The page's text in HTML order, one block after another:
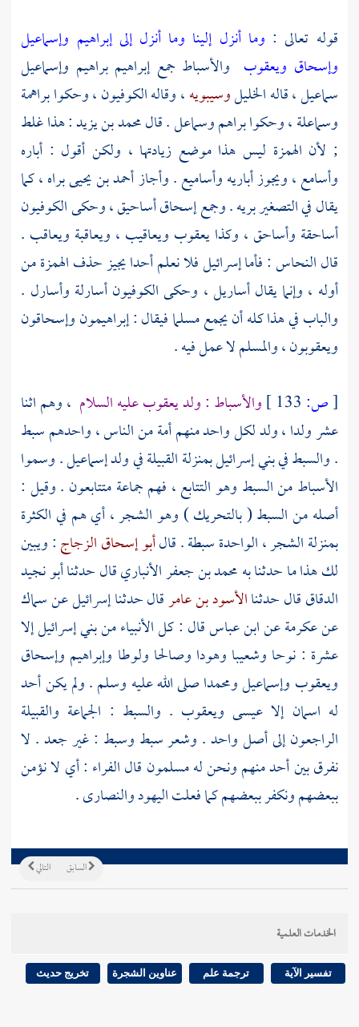
قوله تعالى : وما أنزل إلينا وما أنزل إلى إبراهيم وإسماعيل
وإسحاق ويعقوب والأسباط جمعإبراهيمبراهيم وإسماعيل
سماعيل ، قالهالخليلوسيبويه، وقاله الكوفيون ، وحكوا براهمة
وسماعلة ، وحكوا براهم وسماعل . قالمحمد بن يزيد: هذا غلط
; لأن الهمزة ليس هذا موضع زيادتها ، ولكن أقول : أباره
وأسامع ، ويجوز أباريه وأساميع . وأجازأحمد بن يحيىبراه ، كما
يقال في التصغير بريه . وجمع إسحاق أساحيق ، وحكى الكوفيون
أساحقة وأساحق ، وكذايعقوب ويعاقيب ، ويعاقبة ويعاقب .
قالالنحاس: فأما إسرائيل فلا نعلم أحدا يجيز حذف الهمزة من
أوله ، وإنما يقال أساريل ، وحكى الكوفيون أسارلة وأسارل .
والباب في هذا كله أن يجمع مسلما فيقال : إبراهيمون وإسحاقون
ويعقوبون ، والمسلم لا عمل فيه .
[ص: والأسباط : ولد يعقوب عليه السلام ، وهم اثنا
عشر ولدا ، ولد لكل واحد منهم أمة من الناس ، واحدهم سبط
. والسبط في بني إسرائيل بمنزلة القبيلة في ولدإسماعيل. وسموا
الأسباط من السبط وهو التتابع ، فهم جماعة متتابعون . وقيل :
أصله من السبط ( بالتحريك ) وهو الشجر ، أي هم في الكثرة
بمنزلة الشجر ، الواحدة سبطة . قالأبو إسحاق الزجاج: ويبين
لك هذا ما حدثنا بهمحمد بن جعفر الأنباريقال حدثناأبو نجيد
الدقاققال حدثناالأسود بن عامرقال حدثناإسرائيلعنسماك
عنعكرمةعن ابن عباس قال : كل الأنبياء منبني إسرائيلإلا
عشرة : نوحا وشعيبا وهودا وصالحا ولوطا وإبراهيم وإسحاق
ويعقوب وإسماعيلومحمداصلى الله عليه وسلم . ولم يكن أحد
له اسمان إلا عيسى ويعقوب . والسبط : الجماعة والقبيلة
الراجعون إلى أصل واحد . وشعر سبط وسبط : غير جعد . لا
نفرق بين أحد منهم ونحن له مسلمون قالالفراء : أي لا نؤمن
ببعضهم ونكفر ببعضهم كما فعلتاليهودوالنصارى.
التالي السابق
الخدمات العلمية
تفسير الآية ترجمة علم عناوين الشجرة تخريج حديث